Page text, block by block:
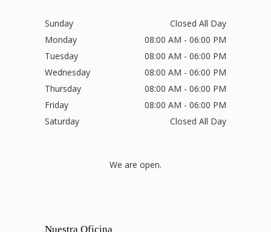
Sunday
Closed All Day
Monday
08:00 AM - 06:00 PM
Tuesday
08:00 AM - 06:00 PM
Wednesday
08:00 AM - 06:00 PM
Thursday
08:00 AM - 06:00 PM
Friday
08:00 AM - 06:00 PM
Saturday
Closed All Day
We are open.
Nuestra Oficina